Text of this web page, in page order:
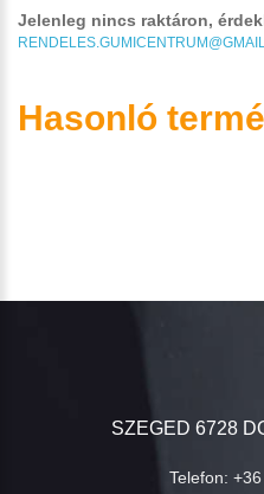
Jelenleg nincs raktáron,
Hasonló
SZEGED 6728
Telefon: